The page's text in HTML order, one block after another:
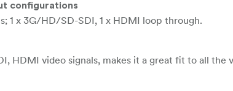
configurations
1 x 3G/HD/SD-SDI, 1 x HDMI loop through.
HDMI video signals, makes it a great fit to all